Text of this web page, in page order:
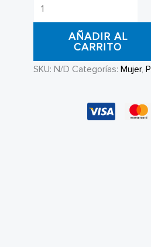
Jean
de
Recto
AÑADIR AL
CARRITO
SKU: N/D Categorías: Mujer,